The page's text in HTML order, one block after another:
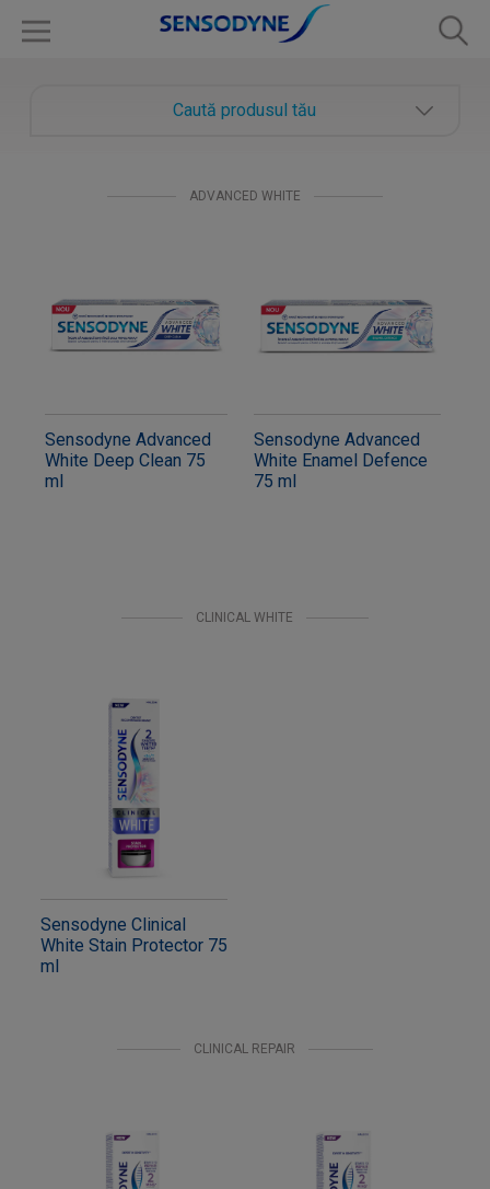
Caută produsul tău
ADVANCED WHITE
Sensodyne Advanced
White Deep Clean 75
ml
Sensodyne Advanced
White Enamel Defence
75 ml
CLINICAL WHITE
Sensodyne Clinical
White Stain Protector 75
ml
CLINICAL REPAIR